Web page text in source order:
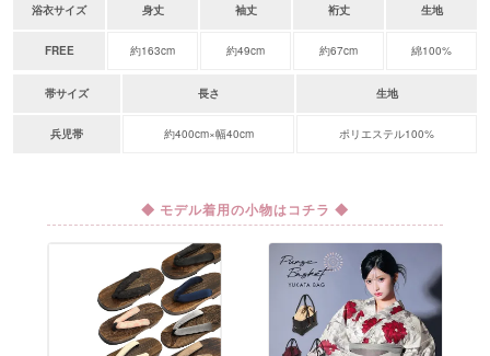
浴衣サイズ 身丈 袖丈 裄丈 生地
FREE 約163cm 約49cm 約67cm 綿100%
帯サイズ 長さ 生地
兵児帯 約400cm×幅40cm ポリエステル100%
◆ モデル着用の小物はコチラ ◆